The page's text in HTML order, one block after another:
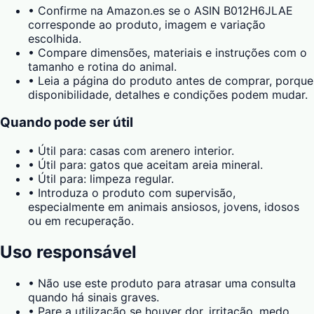
• Confirme na Amazon.es se o ASIN B012H6JLAE
corresponde ao produto, imagem e variação
escolhida.
• Compare dimensões, materiais e instruções com o
tamanho e rotina do animal.
• Leia a página do produto antes de comprar, porque
disponibilidade, detalhes e condições podem mudar.
Quando pode ser útil
• Útil para: casas com arenero interior.
• Útil para: gatos que aceitam areia mineral.
• Útil para: limpeza regular.
• Introduza o produto com supervisão,
especialmente em animais ansiosos, jovens, idosos
ou em recuperação.
Uso responsável
• Não use este produto para atrasar uma consulta
quando há sinais graves.
• Pare a utilização se houver dor, irritação, medo